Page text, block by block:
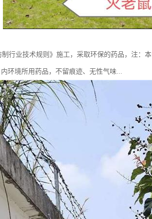
行业技术规则》施工，采取环保的药品，注：
环境所用药品，不留痕迹、无性气味...